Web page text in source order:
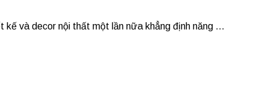
và decor nội thất một lần nữa khẳng định năng ...